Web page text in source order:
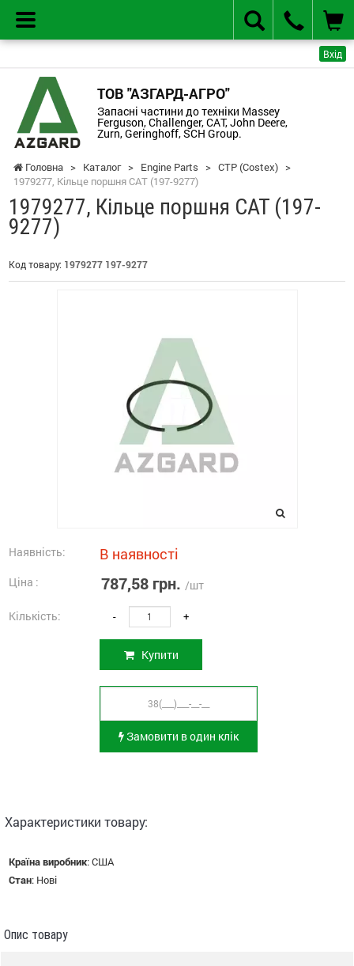
Вхід
ТОВ "АЗГАРД-АГРО"
Запасні частини до техніки Massey
Ferguson, Challenger, CAT, John Deere,
Zurn, Geringhoff, SCH Group.
Головна > Каталог > Engine Parts > CTP (Costex) >
1979277, Кільце поршня CAT (197-9277)
1979277, Кільце поршня CAT (197-
9277)
Код товару: 1979277 197-9277
Наявність: В наявності
Ціна : 787,58 грн. /шт
Кількість: - +
Купити
Замовити в один клік
Характеристики товару:
Країна виробник:США
Стан: Нові
Опис товару